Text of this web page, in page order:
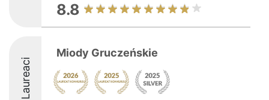
8.8
Laureaci
Miody Gruczeńskie